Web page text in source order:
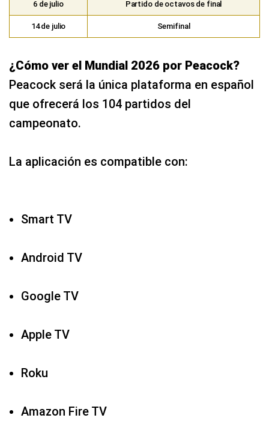
6 de julio Partido de octavos de final
14 de julio Semifinal
¿Cómo ver el Mundial 2026 por Peacock?
Peacock será la única plataforma en español
que ofrecerá los 104 partidos del
campeonato.
La aplicación es compatible con:
Smart TV
Android TV
Google TV
Apple TV
Roku
Amazon Fire TV